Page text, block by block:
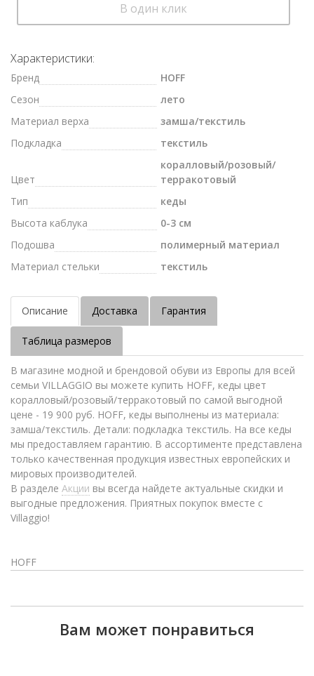
В один клик
Характеристики:
Бренд
HOFF
Сезон
лето
Материал верха
замша/текстиль
Подкладка
текстиль
Цвет
коралловый/розовый/
терракотовый
Тип
кеды
Высота каблука
0-3 см
Подошва
полимерный материал
Материал стельки
текстиль
Описание Доставка Гарантия
Таблица размеров
В магазине модной и брендовой обуви из Европы для всей
семьи VILLAGGIO вы можете купить HOFF, кеды цвет
коралловый/розовый/терракотовый по самой выгодной
цене - 19 900 руб. HOFF, кеды выполнены из материала:
замша/текстиль. Детали: подкладка текстиль. На все кеды
мы предоставляем гарантию. В ассортименте представлена
только качественная продукция известных европейских и
мировых производителей.
В разделе Акции вы всегда найдете актуальные скидки и
выгодные предложения. Приятных покупок вместе с
Villaggio!
HOFF
Вам может понравиться